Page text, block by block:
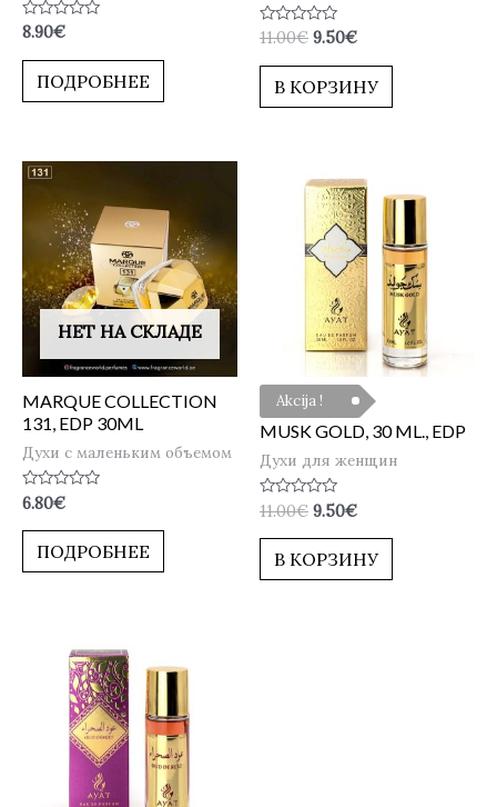
Оценка
из
8.90€
ПОДРОБНЕЕ
Оценка
из
11.00€ 9.50€
В КОРЗИНУ
НЕТ НА СКЛАДЕ
MARQUE COLLECTION
131, EDP 30ML
Духи с маленьким объемом
Оценка
0
из
6.80€
ПОДРОБНЕЕ
Akcija !
MUSK GOLD, 30 ML., EDP
Духи для женщин
Оценка
0
из
11.00€ 9.50€
В КОРЗИНУ